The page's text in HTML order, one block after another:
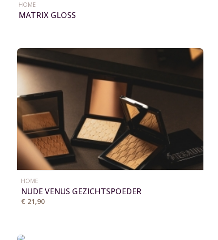
HOME
MATRIX GLOSS
HOME
NUDE VENUS GEZICHTSPOEDER
€ 21,90